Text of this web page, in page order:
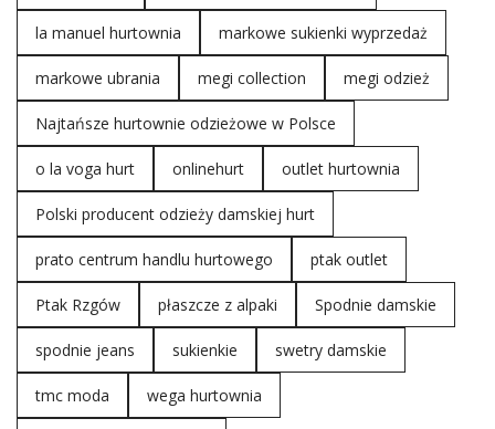
la manuel hurtownia markowe sukienki wyprzedaż
markowe ubrania megi collection megi odzież
Najtańsze hurtownie odzieżowe w Polsce
o la voga hurt onlinehurt outlet hurtownia
Polski producent odzieży damskiej hurt
prato centrum handlu hurtowego ptak outlet
Ptak Rzgów płaszcze z alpaki Spodnie damskie
spodnie jeans sukienkie swetry damskie
tmc moda wega hurtownia